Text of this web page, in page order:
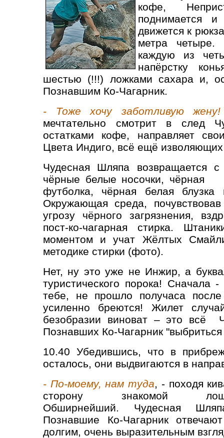
кофе,
поднимается и
движется к
метра четыре.
каждую из
напёрстку
шестью (!!!) ложками сахара и,
Познавшим Ко-Чагарник.
- Тоже хочу заботливую жену!
мечтательно смотрит в след
остатками кофе, направляет
Цвета Индиго, всё ещё изволяющих
Чудесная Шляпа возвращается
чёрные белые носочки, чёрная
футболка, чёрная белая
Окружающая среда,
угрозу чёрного загрязнения,
пост-ко-чагарная стирка.
моментом и учат Жёлтых
методике стирки (фото).
Нет, ну это уже не Инжир, а
туристического порока!
тебе, не прошло получаса
усиленно бреются! Жилет
безобразии виноват – это всё
Познавших Ко-Чагарник
10.40 Убедившись, что в
осталось, они выдвигаются в
- По-моему, нам туда, - походя
сторону знакомой
Обширнейший. Чудесная
Познавшие Ко-Чагарник
долгим, очень выразительным